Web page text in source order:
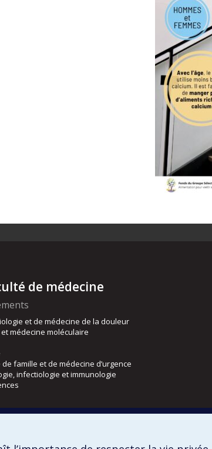
de médecine
et de médecine de la douleur
médecine moléculaire
famille et de médecine d’urgence
infectiologie et immunologie